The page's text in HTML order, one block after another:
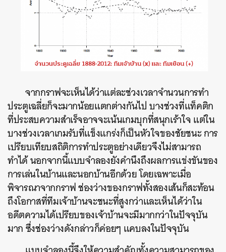
จากกราฟจะเห็นได้ว่าแต่ละช่วงเวลาจำนวนการทำ
ประตูเฉลี่ยก็จะมากน้อยแตกต่างกันไป บางช่วงที่แท็คติก
ที่ประสบความสำเร็จอาจจะเน้นเกมบุกที่สนุกเร้าใจ แต่ใน
บางช่วงเวลาเกมรับที่แข็งแกร่งก็เป็นหัวใจของชัยชนะ การ
เปรียบเทียบสถิติการทำประตูอย่างเดียวจึงไม่สามารถ
ทำได้ นอกจากนี้แบบจำลองยังคำนึงถึงผลการแข่งขันของ
การเล่นในบ้านและนอกบ้านอีกด้วย โดยเฉพาะเมื่อ
พิจารณาจากกราฟ ช่องว่างของกราฟทั้งสองเส้นก็สะท้อน
ถึงโอกาสที่ทีมเจ้าบ้านจะชนะที่สูงกว่าและเห็นได้ว่าใน
อดีตความได้เปรียบของเจ้าบ้านจะมีมากกว่าในปัจจุบัน
มาก ซึ่งช่องว่างดังกล่าวก็ค่อยๆ แคบลงในปัจจุบัน